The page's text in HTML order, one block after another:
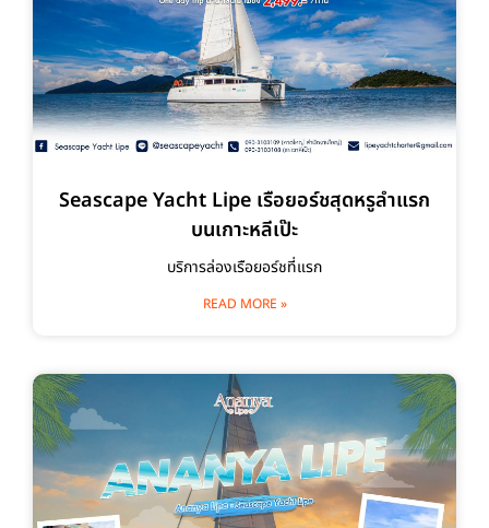
Seascape Yacht Lipe เรือยอร์ชสุดหรูลำแรก
บนเกาะหลีเป๊ะ
บริการล่องเรือยอร์ชที่แรก
READ MORE »